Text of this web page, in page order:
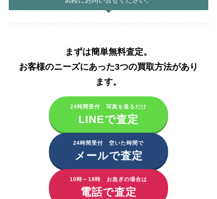
まずは簡単無料査定。
お客様のニーズにあった3つの買取方法があり
ます。​
24時間受付 写真を送るだけ
LINEで査定
24時間受付 空いた時間で
メールで査定
10時～18時 お急ぎの場合は
電話で査定